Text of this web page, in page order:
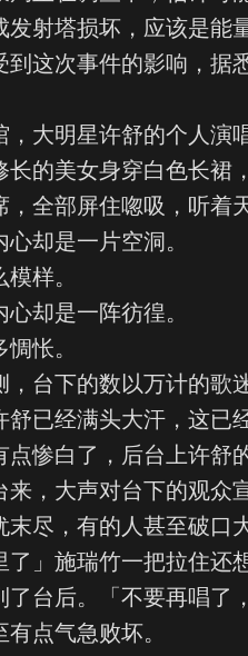
射塔损坏，应该是能
这次事件的影响，据
大明星许舒的个人演
的美女身穿白色长裙
全部屏住唿吸，听着
却是一片空洞。
样。
却是一阵彷徨。
怅。
台下的数以万计的歌
已经满头大汗，这已
点惨白了，后台上许舒
，大声对台下的观众
尽，有的人甚至破口
」施瑞竹一把拉住还
台后。「不要再唱了
点气急败坏。